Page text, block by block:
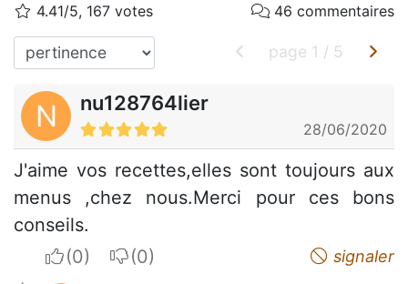
4.41/5, 167 votes 46 commentaires
page 1 / 5
N nu128764lier
28/06/2020
J'aime vos recettes,elles sont toujours aux
menus ,chez nous.Merci pour ces bons
conseils.
I apreciateI do not appreciate signaler